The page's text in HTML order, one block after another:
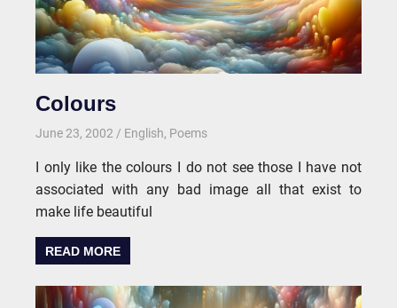
Colours
June 23, 2002 kgk
English, Poems
I only like the colours I do not see those I have not
associated with any bad image all that exist to
make life beautiful
READ MORE